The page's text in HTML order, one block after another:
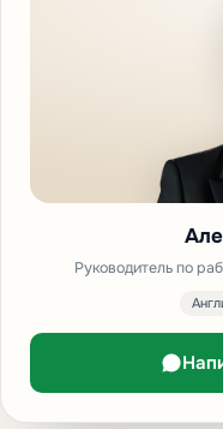
Руководитель по